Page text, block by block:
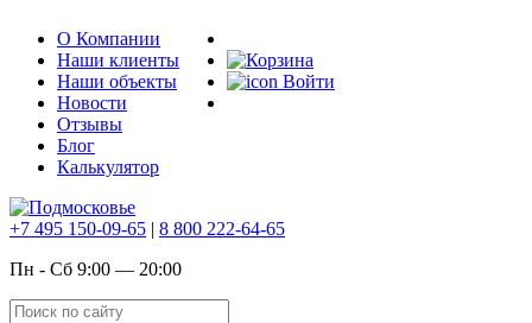
О Компании
Наши клиенты
Наши объекты
Новости
Отзывы
Блог
Калькулятор
Войти
+7 495 150-09-65 | 8 800 222-64-65
Пн - Сб 9:00 — 20:00